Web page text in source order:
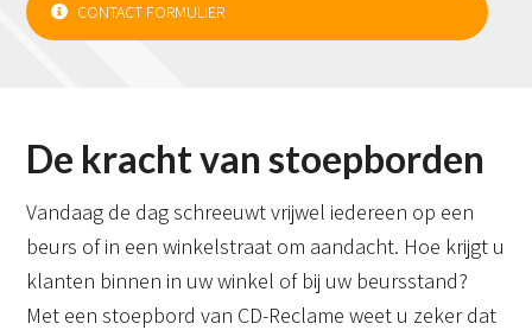
CONTACT FORMULIER
De kracht van stoepborden
Vandaag de dag schreeuwt vrijwel iedereen op een
beurs of in een winkelstraat om aandacht. Hoe krijgt u
klanten binnen in uw winkel of bij uw beursstand?
Met een stoepbord van CD-Reclame weet u zeker dat